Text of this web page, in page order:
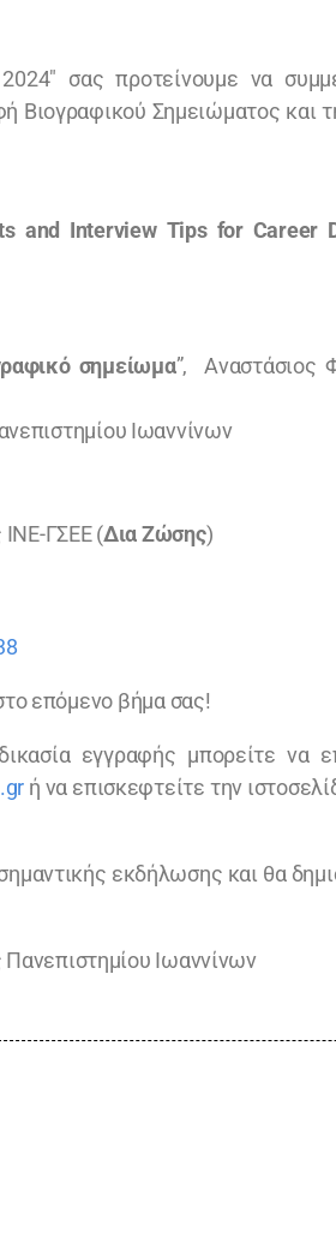
σας προτείνουμε να
Σημειώματος και
and Interview Tips for Career
σημείωμα”, Αναστάσιος
Ιωαννίνων
ΙΝΕ-ΓΣΕΕ (Δια Ζώσης)
επόμενο βήμα σας!
εγγραφής μπορείτε να
ή να επισκεφτείτε την
εκδήλωσης και θα
Ιωαννίνων